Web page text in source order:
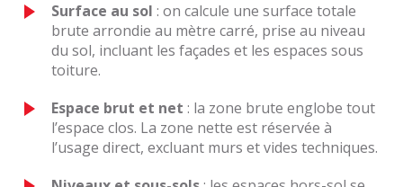
Surface au sol : on calcule une surface totale
brute arrondie au mètre carré, prise au niveau
du sol, incluant les façades et les espaces sous
toiture.
Espace brut et net : la zone brute englobe tout
l’espace clos. La zone nette est réservée à
l’usage direct, excluant murs et vides techniques.